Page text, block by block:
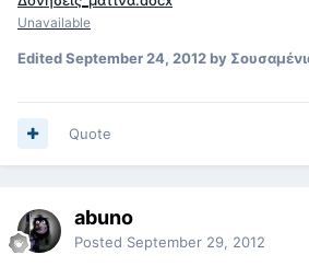
Unavailable
EditedSeptember 24, 2012by
Quote
abuno
Posted September 29, 2012